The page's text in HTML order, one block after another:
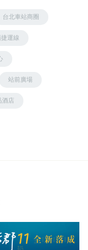
台北車站商圈
運線
站前廣場
酒店